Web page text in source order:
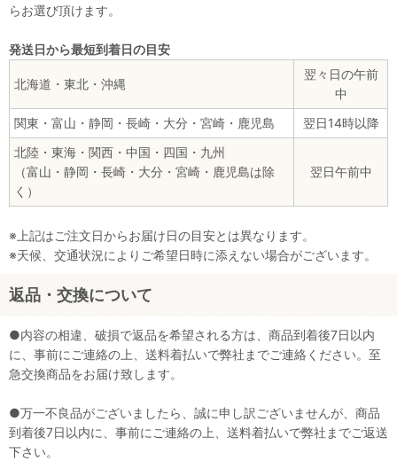
らお選び頂けます。
発送日から最短到着日の目安
北海道・東北・沖縄
翌々日の午前
中
関東・富山・静岡・長崎・大分・宮崎・鹿児島
翌日14時以降
北陸・東海・関西・中国・四国・九州
（富山・静岡・長崎・大分・宮崎・鹿児島は除
く）
翌日午前中
※上記はご注文日からお届け日の目安とは異なります。
※天候、交通状況によりご希望日時に添えない場合がございます。
返品・交換について
●内容の相違、破損で返品を希望される方は、商品到着後7日以内
に、事前にご連絡の上、送料着払いで弊社までご連絡ください。至
急交換商品をお届け致します。
●万一不良品がございましたら、誠に申し訳ございませんが、商品
到着後7日以内に、事前にご連絡の上、送料着払いで弊社までご返送
下さい。